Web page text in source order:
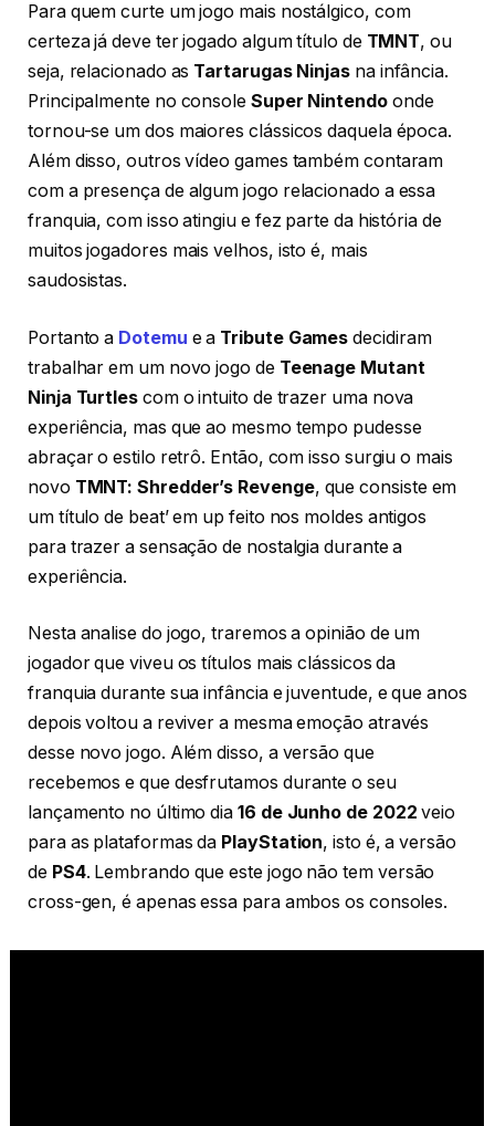
Para quem curte um jogo mais nostálgico, com
certeza já deve ter jogado algum título de TMNT, ou
seja, relacionado as Tartarugas Ninjasna infância.
Principalmente no console Super Nintendoonde
tornou-se um dos maiores clássicos daquela época.
Além disso, outros vídeo games também contaram
com a presença de algum jogo relacionado a essa
franquia, com isso atingiu e fez parte da história de
muitos jogadores mais velhos, isto é, mais
saudosistas.
Portanto a Dotemu e a Tribute Games decidiram
trabalhar em um novo jogo de Teenage Mutant
Ninja Turtlescom o intuito de trazer uma nova
experiência, mas que ao mesmo tempo pudesse
abraçar o estilo retrô. Então, com isso surgiu o mais
novo TMNT: Shredder’s Revenge, que consiste em
um título de beat’ em up feito nos moldes antigos
para trazer a sensação de nostalgia durante a
experiência.
Nesta analise do jogo, traremos a opinião de um
jogador que viveu os títulos mais clássicos da
franquia durante sua infância e juventude, e que anos
depois voltou a reviver a mesma emoção através
desse novo jogo. Além disso, a versão que
recebemos e que desfrutamos durante o seu
lançamento no último dia16 de Junho de 2022 veio
para as plataformas da PlayStation, isto é, a versão
de PS4. Lembrando que este jogo não tem versão
cross-gen, é apenas essa para ambos os consoles.